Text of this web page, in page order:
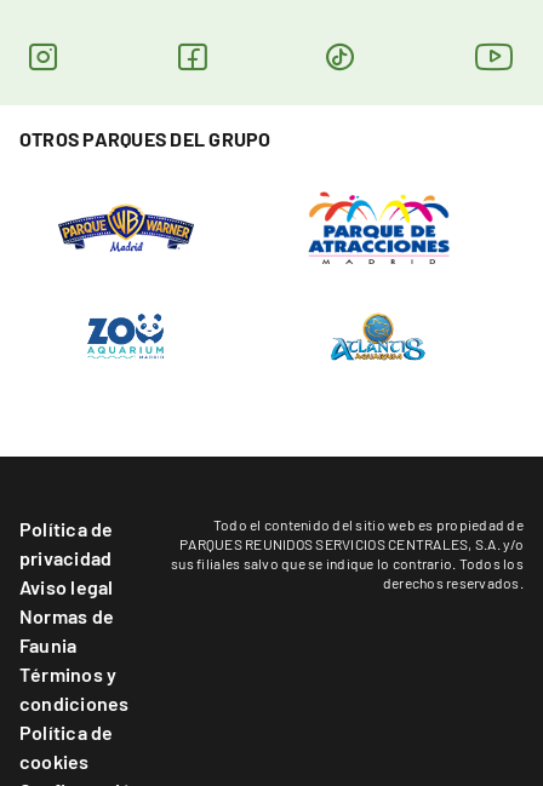
OTROS PARQUES DEL GRUPO
Política de
privacidad
Aviso legal
Normas de
Faunia
Términos y
condiciones
Política de
cookies
Todo el contenido del sitio web es propiedad de
PARQUES REUNIDOS SERVICIOS CENTRALES, S.A. y/o
sus filiales salvo que se indique lo contrario. Todos los
derechos reservados.